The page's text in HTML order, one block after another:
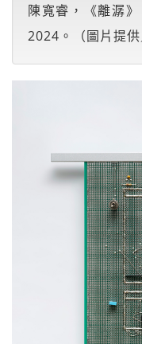
陳寬睿，《離潺
2024。（圖片提供